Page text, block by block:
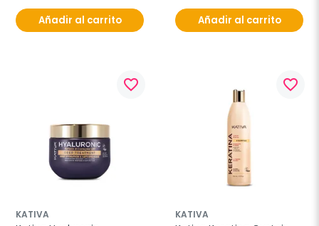
Añadir al carrito Añadir al carrito
favorite_border
KATIVA
favorite_border
KATIVA